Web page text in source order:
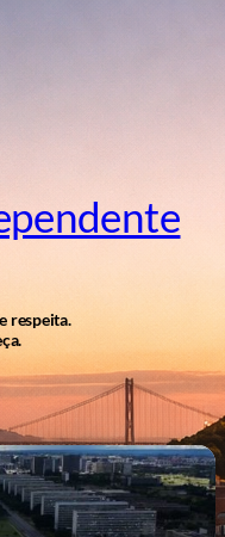
respeita.